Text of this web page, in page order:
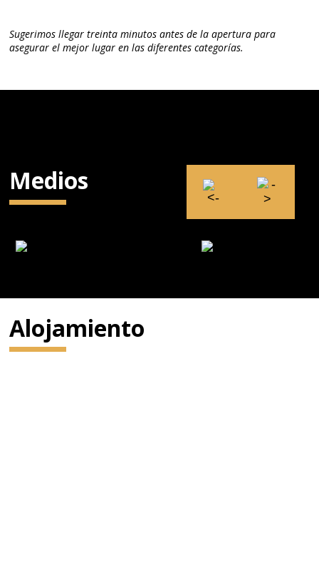
Sugerimos llegar treinta minutos antes de la apertura para
asegurar el mejor lugar en las diferentes categorías.
Medios
Alojamiento